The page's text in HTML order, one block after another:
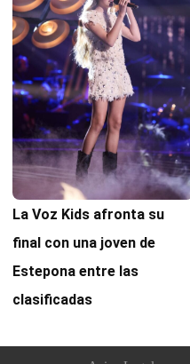
La Voz Kids afronta su
final con una joven de
Estepona entre las
clasificadas